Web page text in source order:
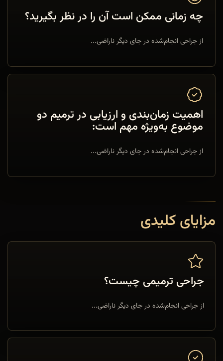
چه زمانی ممکن است آن را در نظر بگیرید؟
از جراحی انجام‌شده در جای دیگر ناراضی...
اهمیت زمان‌بندی و ارزیابی در ترمیم دو
موضوع به‌ویژه مهم است:
از جراحی انجام‌شده در جای دیگر ناراضی...
مزایای کلیدی
جراحی ترمیمی چیست؟
از جراحی انجام‌شده در جای دیگر ناراضی...